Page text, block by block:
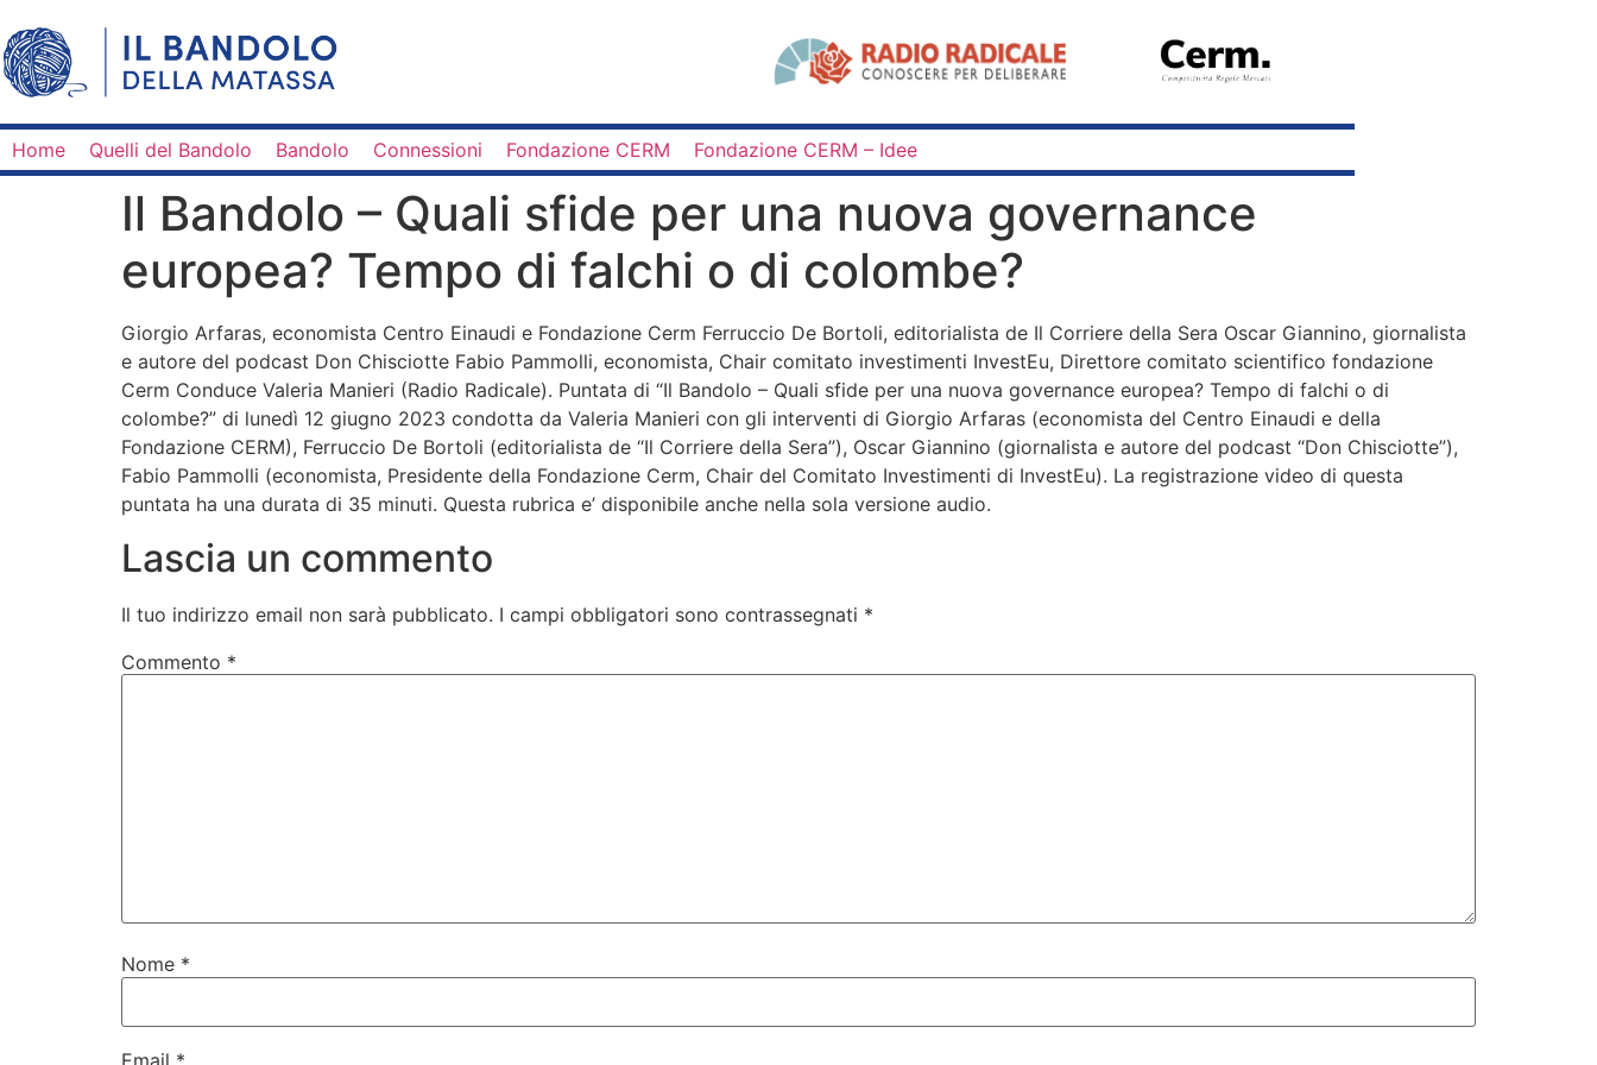
Home Quelli del Bandolo Bandolo Connessioni Fondazione CERM Fondazione CERM – Idee
Il Bandolo – Quali sfide per una nuova governance
europea? Tempo di falchi o di colombe?
Giorgio Arfaras, economista Centro Einaudi e Fondazione Cerm Ferruccio De Bortoli, editorialista de Il Corriere della Sera Oscar Giannino, giornalista
e autore del podcast Don Chisciotte Fabio Pammolli, economista, Chair comitato investimenti InvestEu, Direttore comitato scientifico fondazione
Cerm Conduce Valeria Manieri (Radio Radicale). Puntata di “Il Bandolo – Quali sfide per una nuova governance europea? Tempo di falchi o di
colombe?” di lunedì 12 giugno 2023 condotta da Valeria Manieri con gli interventi di Giorgio Arfaras (economista del Centro Einaudi e della
Fondazione CERM), Ferruccio De Bortoli (editorialista de “Il Corriere della Sera”), Oscar Giannino (giornalista e autore del podcast “Don Chisciotte”),
Fabio Pammolli (economista, Presidente della Fondazione Cerm, Chair del Comitato Investimenti di InvestEu). La registrazione video di questa
puntata ha una durata di 35 minuti. Questa rubrica e’ disponibile anche nella sola versione audio.
Lascia un commento
Il tuo indirizzo email non sarà pubblicato. I campi obbligatori sono contrassegnati *
Commento *
Nome *
Email *